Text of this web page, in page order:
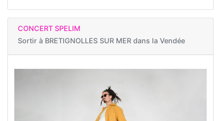
CONCERT SPELIM
Sortir à BRETIGNOLLES SUR MER dans la Vendée